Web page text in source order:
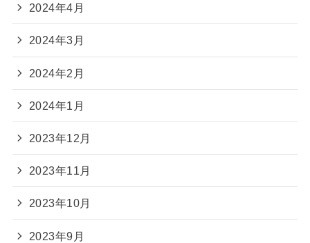
2024年4月
2024年3月
2024年2月
2024年1月
2023年12月
2023年11月
2023年10月
2023年9月